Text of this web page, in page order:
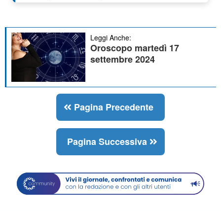
Leggi Anche:
Oroscopo martedì 17
settembre 2024
Pagina Precedente
Pagina Successiva